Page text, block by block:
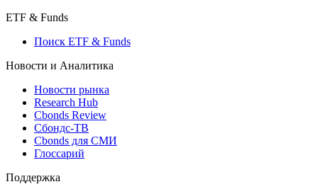
ETF & Funds
Поиск ETF & Funds
Новости и Аналитика
Новости рынка
Research Hub
Cbonds Review
Сбондс-ТВ
Cbonds для СМИ
Глоссарий
Поддержка